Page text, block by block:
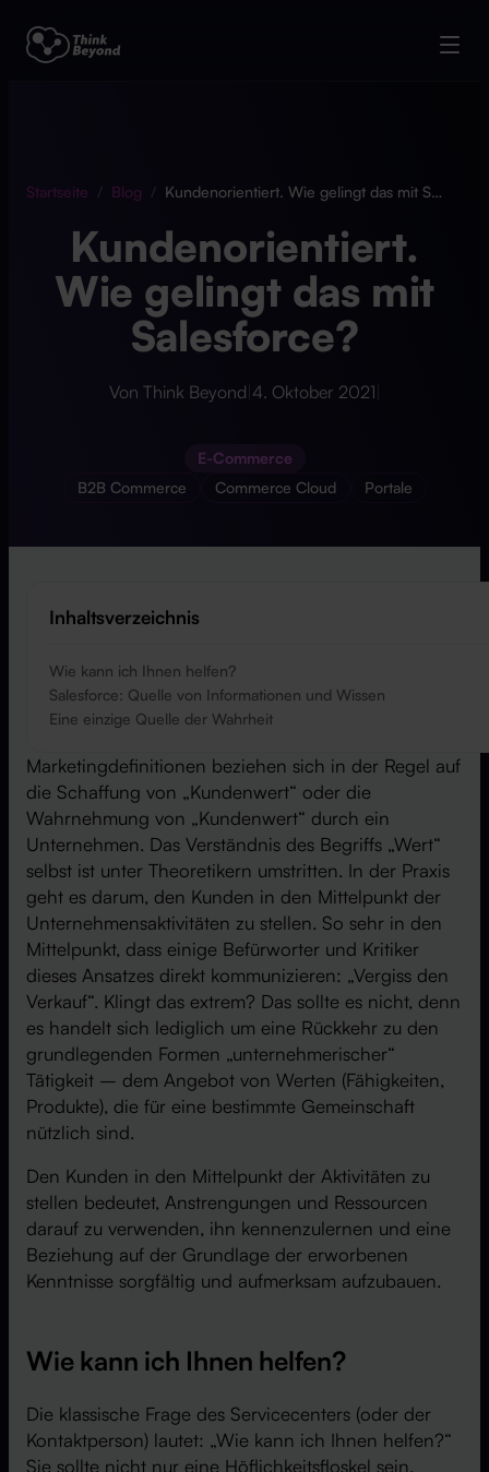
Startseite Blog Kundenorientiert. Wie gelingt das mit Salesforce?
Kundenorientiert.
Wie gelingt das mit
Salesforce?
Von Think Beyond 4. Oktober 2021
E-Commerce
B2B Commerce
Commerce Cloud Portale
Inhaltsverzeichnis
Wie kann ich Ihnen helfen?
Salesforce: Quelle von Informationen und Wissen
Eine einzige Quelle der Wahrheit
Marketingdefinitionen beziehen sich in der Regel auf
die Schaffung von „Kundenwert“ oder die
Wahrnehmung von „Kundenwert“ durch ein
Unternehmen. Das Verständnis des Begriffs „Wert“
selbst ist unter Theoretikern umstritten. In der Praxis
geht es darum, den Kunden in den Mittelpunkt der
Unternehmensaktivitäten zu stellen. So sehr in den
Mittelpunkt, dass einige Befürworter und Kritiker
dieses Ansatzes direkt kommunizieren: „Vergiss den
Verkauf“. Klingt das extrem? Das sollte es nicht, denn
es handelt sich lediglich um eine Rückkehr zu den
grundlegenden Formen „unternehmerischer“
Tätigkeit – dem Angebot von Werten (Fähigkeiten,
Produkte), die für eine bestimmte Gemeinschaft
nützlich sind.
Den Kunden in den Mittelpunkt der Aktivitäten zu
stellen bedeutet, Anstrengungen und Ressourcen
darauf zu verwenden, ihn kennenzulernen und eine
Beziehung auf der Grundlage der erworbenen
Kenntnisse sorgfältig und aufmerksam aufzubauen.
Wie kann ich Ihnen helfen?
Die klassische Frage des Servicecenters (oder der
Kontaktperson) lautet: „Wie kann ich Ihnen helfen?“
Sie sollte nicht nur eine Höflichkeitsfloskel sein,